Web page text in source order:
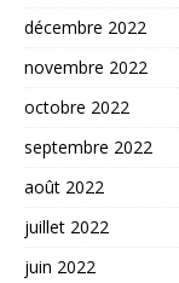
décembre 2022
novembre 2022
octobre 2022
septembre 2022
août 2022
juillet 2022
juin 2022